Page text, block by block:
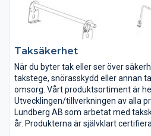
Taksäkerhet
När du byter tak eller ser över
takstege, snörasskydd eller annan
omsorg. Vårt produktsortiment är
även stegar i aluminium, vilket
fullsortiments leverantör/grossist
Utvecklingen/tillverkningen av alla
Lundberg AB som arbetat med
år. Produkterna är självklart